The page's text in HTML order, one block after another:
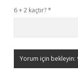
6 + 2 kaçtır?*